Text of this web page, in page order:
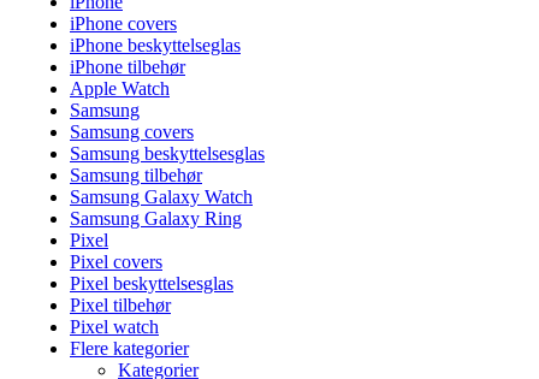
iPhone covers
iPhone beskyttelseglas
iPhone tilbehør
Apple Watch
Samsung
Samsung covers
Samsung beskyttelsesglas
Samsung tilbehør
Samsung Galaxy Watch
Samsung Galaxy Ring
Pixel
Pixel covers
Pixel beskyttelsesglas
Pixel tilbehør
Pixel watch
Flere kategorier
Kategorier